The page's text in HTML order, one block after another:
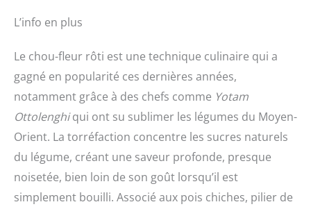
L’info en plus
Le chou-fleur rôti est une technique culinaire qui a
gagné en popularité ces dernières années,
notamment grâce à des chefs comme Yotam
Ottolenghiqui ont su sublimer les légumes du Moyen-
Orient. La torréfaction concentre les sucres naturels
du légume, créant une saveur profonde, presque
noisetée, bien loin de son goût lorsqu’il est
simplement bouilli. Associé aux pois chiches, pilier de